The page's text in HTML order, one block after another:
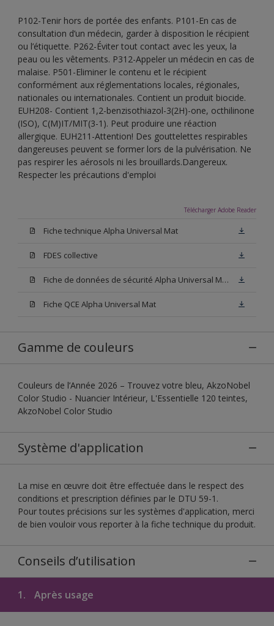
P102-Tenir hors de portée des enfants. P101-En cas de
consultation d’un médecin, garder à disposition le récipient
ou l’étiquette. P262-Éviter tout contact avec les yeux, la
peau ou les vêtements. P312-Appeler un médecin en cas de
malaise. P501-Eliminer le contenu et le récipient
conformément aux réglementations locales, régionales,
nationales ou internationales. Contient un produit biocide.
EUH208- Contient 1,2-benzisothiazol-3(2H)-one, octhilinone
(ISO), C(M)IT/MIT(3-1). Peut produire une réaction
allergique. EUH211-Attention! Des gouttelettes respirables
dangereuses peuvent se former lors de la pulvérisation. Ne
pas respirer les aérosols ni les brouillards.Dangereux.
Respecter les précautions d'emploi
Télécharger Adobe Reader
Fiche technique Alpha Universal Mat
FDES collective
Fiche de données de sécurité Alpha Universal Mat Base W05
Fiche QCE Alpha Universal Mat
Gamme de couleurs
Couleurs de l’Année 2026 – Trouvez votre bleu, AkzoNobel
Color Studio - Nuancier Intérieur, L'Essentielle 120 teintes,
AkzoNobel Color Studio
Système d'application
La mise en œuvre doit être effectuée dans le respect des
conditions et prescription définies par le DTU 59-1.
Pour toutes précisions sur les systèmes d'application, merci
de bien vouloir vous reporter à la fiche technique du produit.
Conseils d’utilisation
1. Après usage